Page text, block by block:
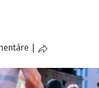
|